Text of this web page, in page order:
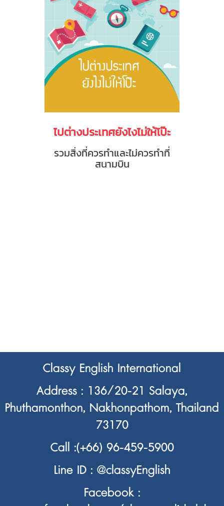
ไปต่างประเทศยังไงไม่ให้โป๊ะ
รวมสิ่งที่ควรทำและไม่ควรทำที่
สนามบิน
Classy English International
Address : 136/20-21 Salaya,
Phuthamonthon, Nakhonpathom, Thailand
73170
Call :(+66) 96-459-5900
Line ID : @classyEnglish
Facebook :